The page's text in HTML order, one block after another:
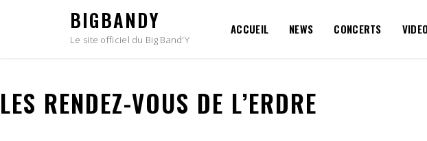
BIGBANDY
Le site officiel du Big Band'Y
ACCUEIL NEWS CONCERTS
LES RENDEZ-VOUS DE L’ERDRE